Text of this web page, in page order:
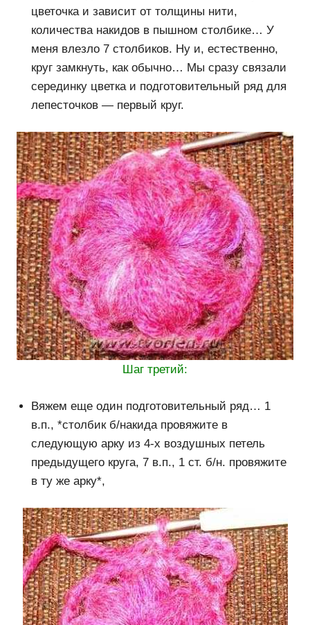
цветочка и зависит от толщины нити,
количества накидов в пышном столбике… У
меня влезло 7 столбиков. Ну и, естественно,
круг замкнуть, как обычно… Мы сразу связали
серединку цветка и подготовительный ряд для
лепесточков — первый круг.
Шаг третий:
Вяжем еще один подготовительный ряд… 1
в.п., *столбик б/накида провяжите в
следующую арку из 4-х воздушных петель
предыдущего круга, 7 в.п., 1 ст. б/н. провяжите
в ту же арку*,